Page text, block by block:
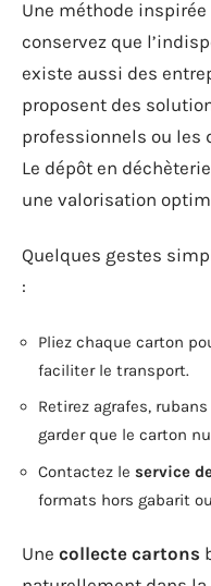
Une méthode inspirée
conservez que
existe aussi des
proposent des
professionnels ou les
Le dépôt en
une valorisation
Quelques gestes
:
Pliez chaque carton
faciliter le transport.
Retirez agrafes,
garder que le carton
Contactez le service
formats hors gabarit
Une collecte cartons